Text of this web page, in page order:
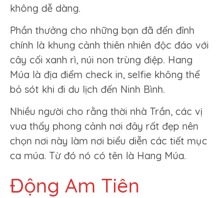
không dễ dàng.
Phần thưởng cho những bạn đã đến đỉnh
chính là khung cảnh thiên nhiên độc đáo với
cây cối xanh rì, núi non trùng điệp. Hang
Múa là địa điểm check in, selfie không thể
bỏ sót khi đi du lịch đến Ninh Bình.
Nhiều người cho rằng thời nhà Trần, các vị
vua thấy phong cảnh nơi đây rất đẹp nên
chọn nơi này làm nơi biểu diễn các tiết mục
ca múa. Từ đó nó có tên là Hang Múa.
Động Am Tiên